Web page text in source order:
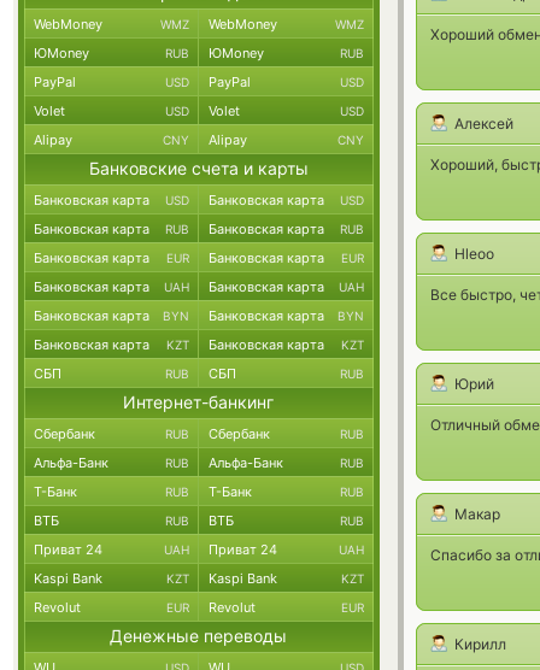
Хороший
Алексей
Хороший,
Hleoo
Все быстро,
Юрий
Отличный
Макар
Спасибо за
Кирилл
WebMoney WMZ WebMoney WMZ
ЮMoney RUB ЮMoney RUB
PayPal USD PayPal USD
Volet USD Volet USD
Alipay CNY Alipay CNY
Банковские счета и карты
Банковская карта USD Банковская карта USD
Банковская карта RUB Банковская карта RUB
Банковская карта EUR Банковская карта EUR
Банковская карта UAH Банковская карта UAH
Банковская карта BYN Банковская карта BYN
Банковская карта KZT Банковская карта KZT
СБП RUB СБП RUB
Интернет-банкинг
Сбербанк RUB Сбербанк RUB
Альфа-Банк RUB Альфа-Банк RUB
Т-Банк RUB Т-Банк RUB
ВТБ RUB ВТБ RUB
Приват 24 UAH Приват 24 UAH
Kaspi Bank KZT Kaspi Bank KZT
Revolut EUR Revolut EUR
Денежные переводы